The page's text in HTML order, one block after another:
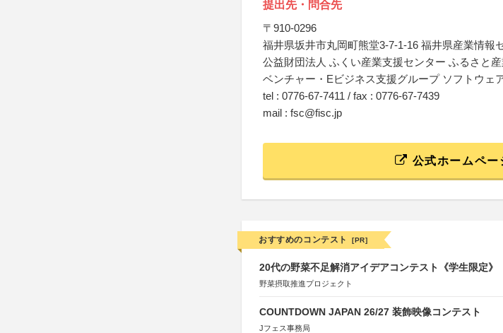
提出先・問合先
〒910-0296
福井県坂井市丸岡町熊堂3-7-1-16 福井県産業情報
公益財団法人 ふくい産業支援センター ふるさと
ベンチャー・Eビジネス支援グループ ソフトウェ
tel : 0776-67-7411 / fax : 0776-67-7439
mail : fsc@fisc.jp
公式ホームペー
おすすめのコンテスト [PR]
20代の野菜不足解消アイデアコンテスト《学生限定》
野菜摂取推進プロジェクト
COUNTDOWN JAPAN 26/27 装飾映像コンテスト
Jフェス事務局